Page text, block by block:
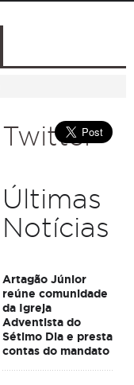
Twitter
Últimas
Notícias
Artagão Júnior
reúne comunidade
da Igreja
Adventista do
Sétimo Dia e presta
contas do mandato